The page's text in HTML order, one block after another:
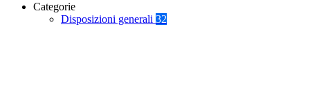
Categorie
Disposizioni generali 32